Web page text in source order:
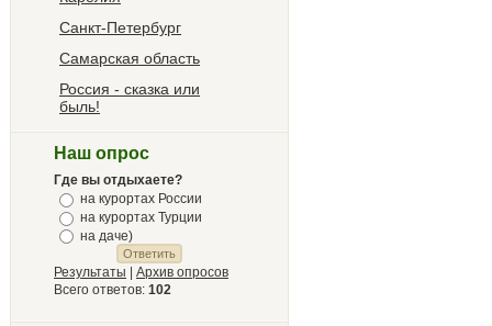
Санкт-Петербург
Самарская область
Россия - сказка или
быль!
Наш опрос
Где вы отдыхаете?
на курортах России
на курортах Турции
на даче)
Результаты
Архив опросов
Всего ответов: 102